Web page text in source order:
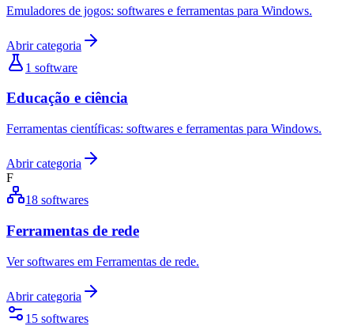
Emuladores de jogos: softwares e ferramentas para Windows.
Abrir categoria
1 software
Educação e ciência
Ferramentas científicas: softwares e ferramentas para Windows.
Abrir categoria
F
18 softwares
Ferramentas de rede
Ver softwares em Ferramentas de rede.
Abrir categoria
15 softwares